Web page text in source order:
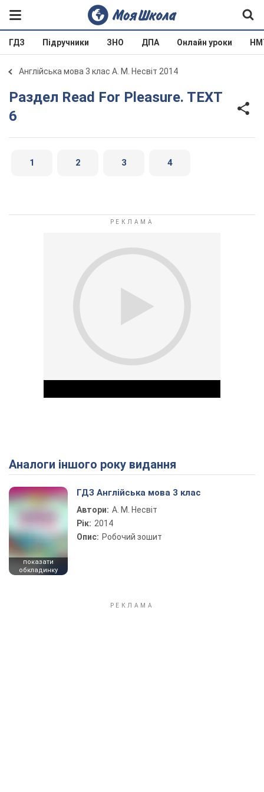
ГДЗ Підручники ЗНО ДПА Онлайн уроки
Англійська мова 3 клас А. М. Несвіт 2014
Раздел Read For Pleasure. TEXT
6
1 2 3 4
Play Video
Аналоги іншого року видання
показати
обкладинку
ГДЗ Англійська мова 3 клас
Автори: А. М. Несвіт
Рік: 2014
Опис: Робочий зошит